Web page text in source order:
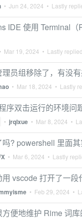
• Jun 24, 2024 • Lastly
IDE 使用 Terminal
• Mar 19, 2024 • Lastly
员组移除了，有没
• Mar 18, 2024 • Lastly
序双击运行的环境问
• jrqlxue • Mar 8, 2024 •
? powershell 里面
• Mar 6, 2024 • Lastly
vscode 打开了一段
• Feb 29, 2024 •
便地维护 Rime 词